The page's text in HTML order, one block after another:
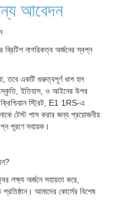
আবেদন
নাগরিকত্ব অর্জনের স্বপ্ন
তবে একটি গুরুত্বপূর্ণ ধাপ হল
ইতিহাস, ও আইনের উপর
স্ট্রিট, E1 1RS-এ
টেস্ট পাস করার জন্য প্রয়োজনীয়
পূরণে সহায়ক।
লক্ষ্য অর্জনে সহায়তা করে,
আমাদের কোর্সের বিশেষ